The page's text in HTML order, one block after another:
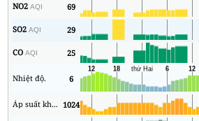
NO2AQI 69
SO2AQI 29
COAQI 25
Nhiệt độ. 6
Áp suất không khí 1024